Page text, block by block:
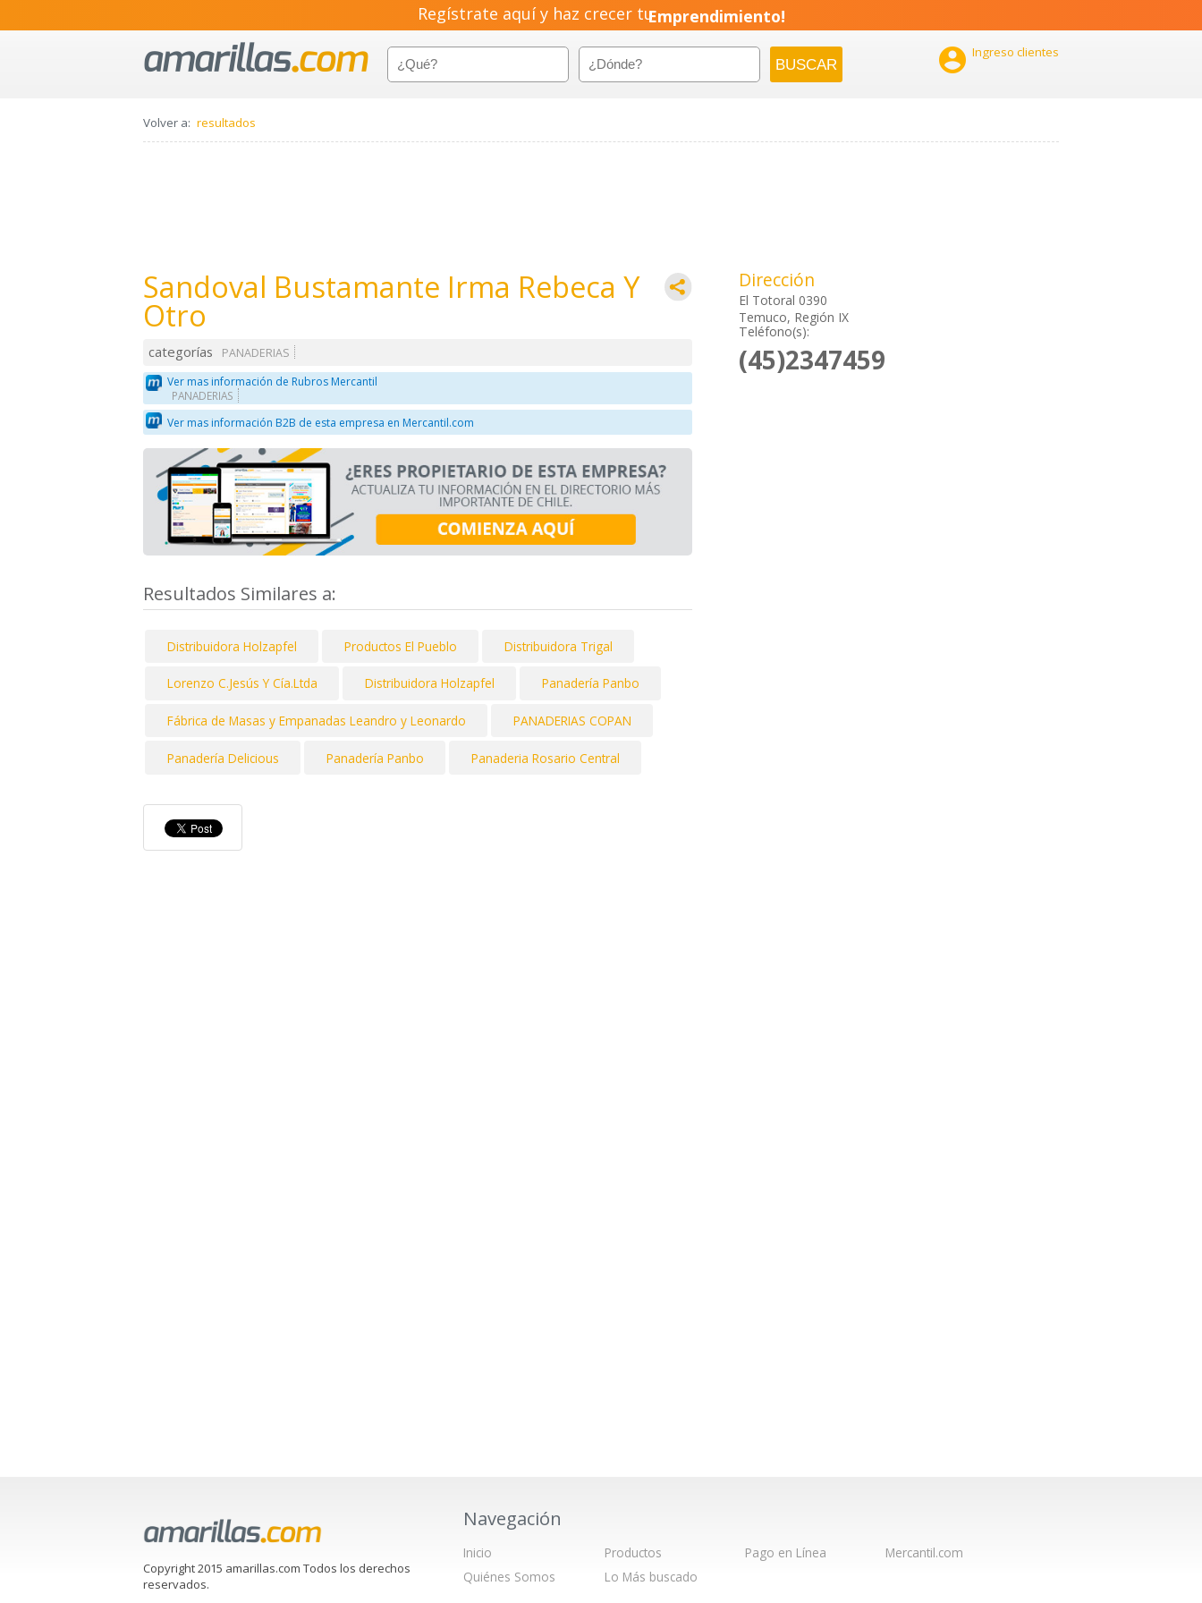
Regístrate aquí y haz crecer tuEmprendimiento!
 Ingreso clientes
Volver a: resultados
Sandoval Bustamante Irma Rebeca Y
Otro
categorías
PANADERIAS
Ver mas información de Rubros Mercantil
PANADERIAS
Ver mas información B2B de esta empresa en Mercantil.com
Resultados Similares a:
Distribuidora Holzapfel Productos El Pueblo Distribuidora Trigal
Lorenzo C.Jesús Y Cía.Ltda Distribuidora Holzapfel Panadería Panbo
Fábrica de Masas y Empanadas Leandro y Leonardo PANADERIAS COPAN
Panadería Delicious Panadería Panbo Panaderia Rosario Central
Dirección
El Totoral 0390
Temuco, Región IX
Teléfono(s):
(45)2347459
Copyright 2015 amarillas.com Todos los derechos
reservados.
Navegación
Inicio
Quiénes Somos
Productos
Lo Más buscado
Pago en Línea Mercantil.com